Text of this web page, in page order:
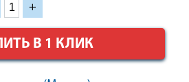
+
В 1 КЛИК